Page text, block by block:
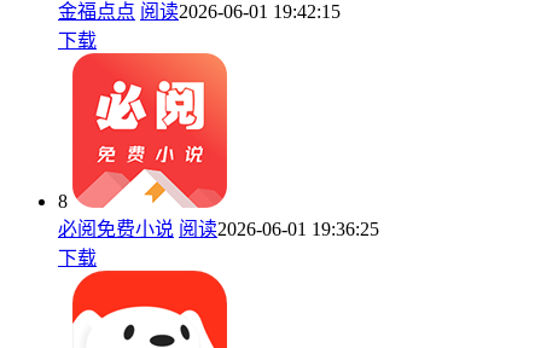
金福点点 阅读2026-06-01 19:42:15
下载
8
必阅免费小说 阅读2026-06-01 19:36:25
下载